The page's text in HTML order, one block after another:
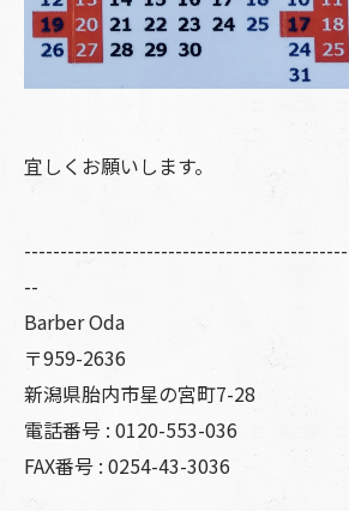
宜しくお願いします。
--
Barber Oda
〒959-2636
新潟県胎内市星の宮町7-28
電話番号 : 0120-553-036
FAX番号 : 0254-43-3036